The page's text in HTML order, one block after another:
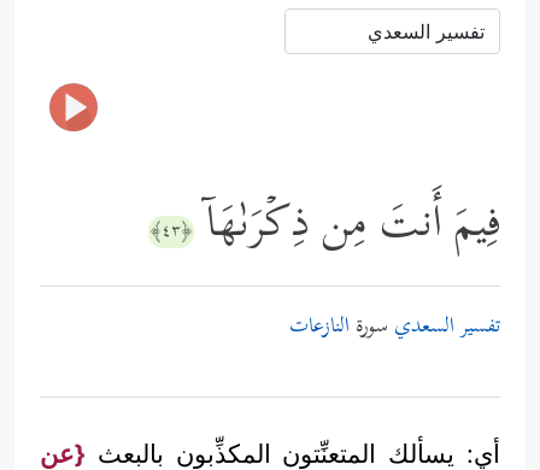
فِیمَ أَنتَ مِن ذِكۡرَىٰهَاۤ ﴿٤٣﴾
تفسير السعدي سورة النازعات
أي: يسألك المتعنِّتون المكذِّبون بالبعث {عن